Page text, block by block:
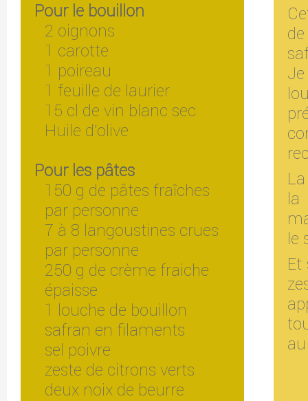
Pour le bouillon
2 oignons
1 carotte
1 poireau
1 feuille de laurier
15 cl de vin blanc sec
Huile d'olive
Pour les pâtes
150 g de pâtes fraîches
par personne
7 à 8 langoustines crues
par personne
250 g de crème fraiche
épaisse
1 louche de bouillon
safran en filaments
sel poivre
zeste de citrons verts
deux noix de beurre
la
le
Et